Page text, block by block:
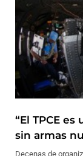
“El TPCE
sin armas
Decenas de